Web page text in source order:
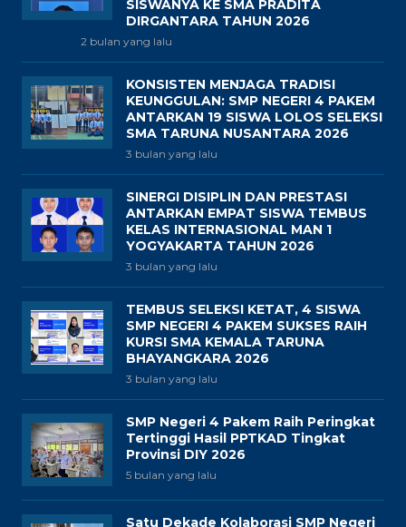
SISWANYA KE SMA PRADITA
DIRGANTARA TAHUN 2026
2 bulan yang lalu
KONSISTEN MENJAGA TRADISI
KEUNGGULAN: SMP NEGERI 4 PAKEM
ANTARKAN 19 SISWA LOLOS SELEKSI
SMA TARUNA NUSANTARA 2026
3 bulan yang lalu
SINERGI DISIPLIN DAN PRESTASI
ANTARKAN EMPAT SISWA TEMBUS
KELAS INTERNASIONAL MAN 1
YOGYAKARTA TAHUN 2026
3 bulan yang lalu
TEMBUS SELEKSI KETAT, 4 SISWA
SMP NEGERI 4 PAKEM SUKSES RAIH
KURSI SMA KEMALA TARUNA
BHAYANGKARA 2026
3 bulan yang lalu
SMP Negeri 4 Pakem Raih Peringkat
Tertinggi Hasil PPTKAD Tingkat
Provinsi DIY 2026
5 bulan yang lalu
Satu Dekade Kolaborasi SMP Negeri